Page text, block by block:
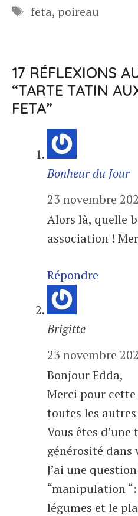
Étiquettes
feta, poireau
17 RÉFLEXIONS
“TARTE TATIN
FETA”
Bonheur du Jour
23 novembre
Alors là, quelle
association !
Répondre
Brigitte
23 novembre
Bonjour Edda,
Merci pour
toutes les
Vous êtes d’une
générosité dans
J’ai une
“manipulation
légumes et le